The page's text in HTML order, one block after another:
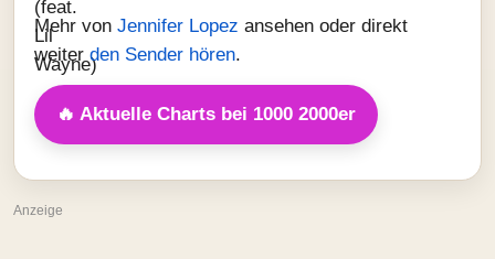
Mehr von Jennifer Lopez ansehen oder direkt
weiter den Sender hören.
🔥 Aktuelle Charts bei 1000 2000er
Anzeige